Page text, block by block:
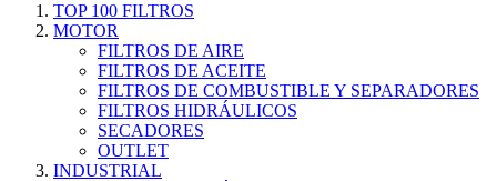
TOP 100 FILTROS
MOTOR
FILTROS DE AIRE
FILTROS DE ACEITE
FILTROS DE COMBUSTIBLE Y SEPARADORES
FILTROS HIDRÁULICOS
SECADORES
OUTLET
INDUSTRIAL